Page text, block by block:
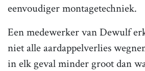
eenvoudiger montagetechniek.
Een medewerker van Dewulf
niet alle aardappelverlies
in elk geval minder groot dan